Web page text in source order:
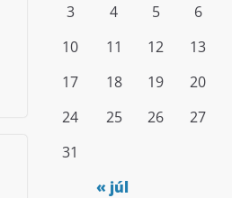
« júl
3
4 5 6
10
11 12 13
17
18 19 20
24
25 26 27
31